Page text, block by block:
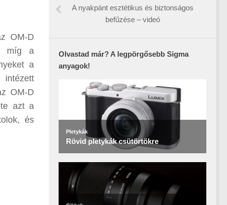
OM-D
míg a
a
OM-D
azt a
és
A nyakpánt esztétikus és biztonságos
befűzése – videó
Olvastad már? A legpörgősebb Sigma
anyagok!